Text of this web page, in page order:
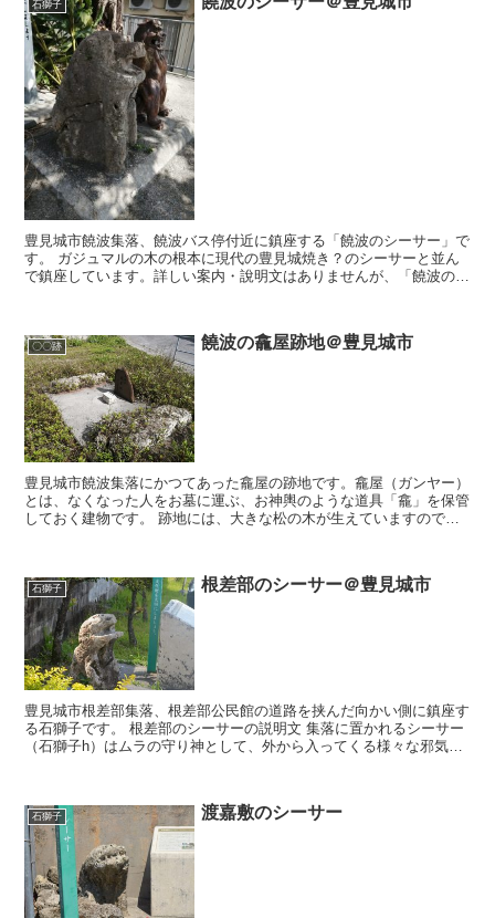
石獅子
豊見城市饒波集落、饒波バス停付近に鎮座する「饒波のシーサー」で
す。 ガジュマルの木の根本に現代の豊見城焼き？のシーサーと並ん
で鎮座しています。詳しい案内・說明文はありませんが、「饒波のシ
〇〇跡 饒波の龕屋跡地＠豊見城市
豊見城市饒波集落にかつてあった龕屋の跡地です。龕屋（ガンヤー）
とは、なくなった人をお墓に運ぶ、お神輿のような道具「龕」を保管
しておく建物です。 跡地には、大きな松の木が生えていますので、
石獅子 根差部のシーサー＠豊見城市
豊見城市根差部集落、根差部公民館の道路を挟んだ向かい側に鎮座す
る石獅子です。 根差部のシーサーの説明文 集落に置かれるシーサー
（石獅子h）はムラの守り神として、外から入ってくる様々な邪気を
石獅子 渡嘉敷のシーサー